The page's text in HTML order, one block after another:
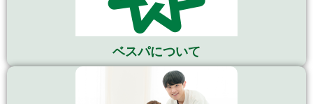
ベスパについて